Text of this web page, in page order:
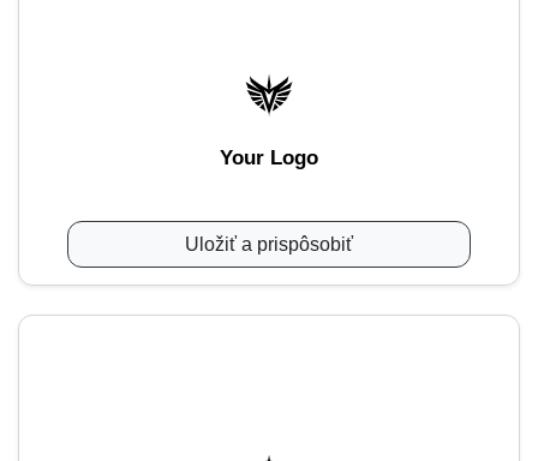
Your Logo
Uložiť a prispôsobiť